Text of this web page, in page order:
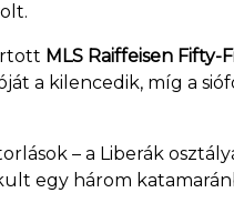
MLS Raiffeisen Fifty-
a kilencedik, míg a
– a Liberák
egy három